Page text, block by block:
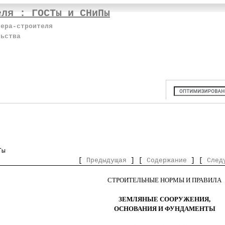
: ГОСТы и СНиПы
строителя
Предыдущая Содержание
СТРОИТЕЛЬНЫЕ НОРМЫ И ПРАВИЛА
ЗЕМЛЯНЫЕ СООРУЖЕНИЯ,
ОСНОВАНИЯ И ФУНДАМЕНТЫ